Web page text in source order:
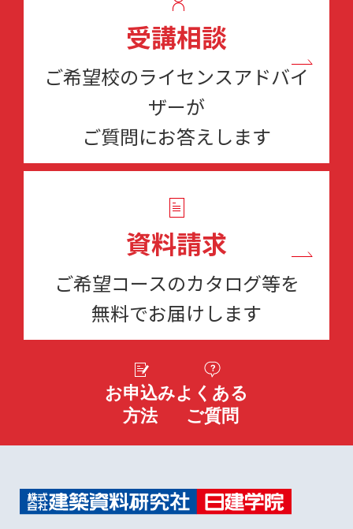
受講相談
ご希望校のライセンスアドバイ
ザーが
ご質問にお答えします
資料請求
ご希望コースのカタログ等を
無料でお届けします
お申込み
方法
よくある
ご質問